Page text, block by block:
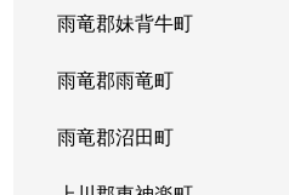
雨竜郡妹背牛町
雨竜郡雨竜町
雨竜郡沼田町